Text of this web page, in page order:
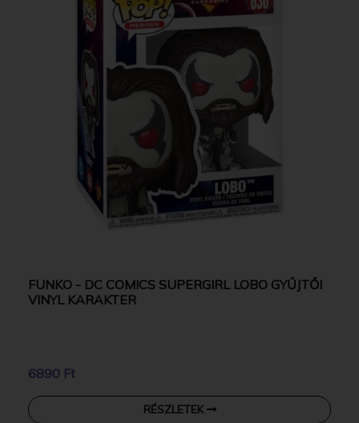
FUNKO - DC COMICS SUPERGIRL LOBO GYŰJTŐI
VINYL KARAKTER
6890 Ft
RÉSZLETEK